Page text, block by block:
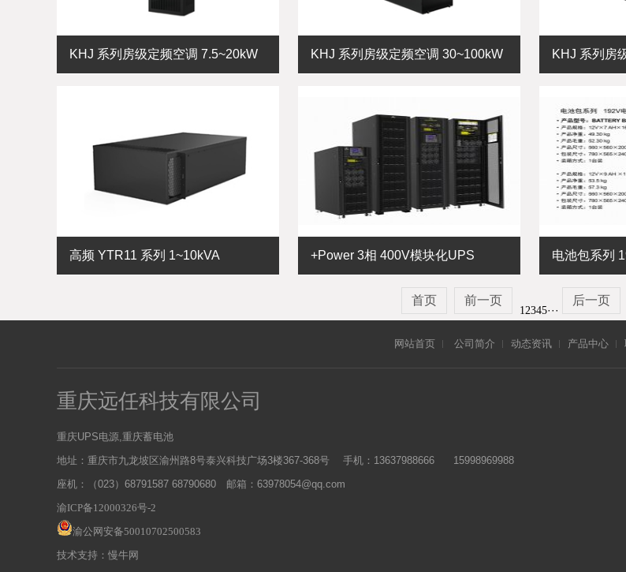
KHJ 系列房级定频空调 7.5~20kW KHJ 系列房级定频空调 30~100kW KHJ 系列房
高频 YTR11 系列 1~10kVA +Power 3相 400V模块化UPS 电池包系列
首页 前一页
12345···
后一页
网站首页 公司简介 动态资讯 产品中心
重庆远任科技有限公司
重庆UPS电源,重庆蓄电池
地址：重庆市九龙坡区渝州路8号泰兴科技广场3楼367-368号
手机：13637988666 15998969988
座机：（023）68791587 68790680
邮箱：63978054@qq.com
渝ICP备12000326号-2
渝公网安备50010702500583
技术支持：慢牛网